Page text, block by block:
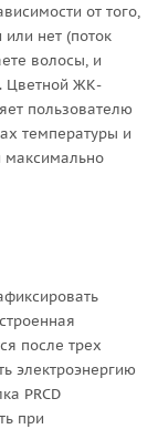
от того,
нет (поток
волосы, и
Цветной ЖК-
пользователю
температуры и
максимально
после трех
электроэнергию
PRCD
при